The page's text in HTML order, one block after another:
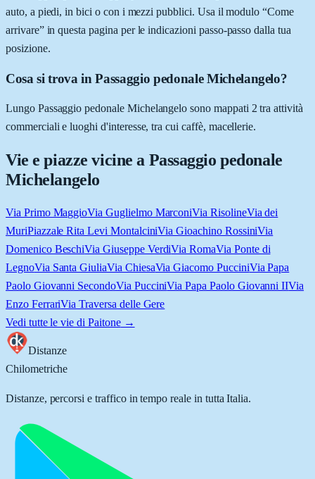
auto, a piedi, in bici o con i mezzi pubblici. Usa il modulo “Come
arrivare” in questa pagina per le indicazioni passo-passo dalla tua
posizione.
Cosa si trova in Passaggio pedonale Michelangelo?
Lungo Passaggio pedonale Michelangelo sono mappati 2 tra attività
commerciali e luoghi d'interesse, tra cui caffè, macellerie.
Vie e piazze vicine a Passaggio pedonale
Michelangelo
Via Primo MaggioVia Guglielmo MarconiVia RisolineVia dei
MuriPiazzale Rita Levi MontalciniVia Gioachino RossiniVia
Domenico BeschiVia Giuseppe VerdiVia RomaVia Ponte di
LegnoVia Santa GiuliaVia ChiesaVia Giacomo PucciniVia Papa
Paolo Giovanni SecondoVia PucciniVia Papa Paolo Giovanni IIVia
Enzo FerrariVia Traversa delle Gere
Vedi tutte le vie di Paitone→
Distanze
Chilometriche
Distanze, percorsi e traffico in tempo reale in tutta Italia.